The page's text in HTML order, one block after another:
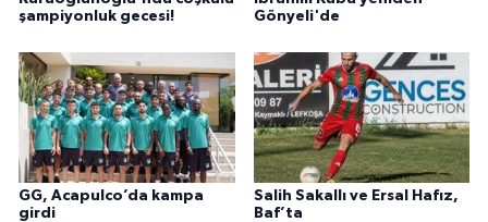
şampiyonluk gecesi!
Gönyeli'de
GG, Acapulco’da kampa
girdi
Salih Sakallı ve Ersal Hafız,
Baf’ta